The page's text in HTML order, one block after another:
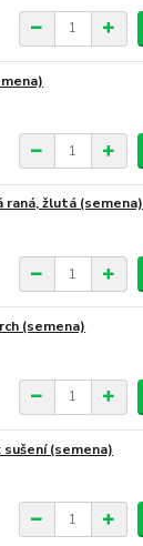
raná, žlutá (semena)
(semena)
(semena)